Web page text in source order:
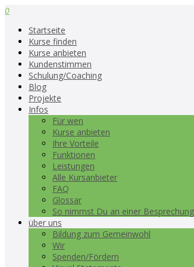
0
Startseite
Kurse finden
Kurse anbieten
Kundenstimmen
Schulung/Coaching
Blog
Projekte
Infos
Für wen
Kurse anbieten
Ihre Vorteile
Funktionen
Leistungen
Alle Kursanbieter
FAQ
Glossar
So nimmst Du an einer
über uns
Bildung zum Gemeinwohl
Wir
Spenden/Fördern